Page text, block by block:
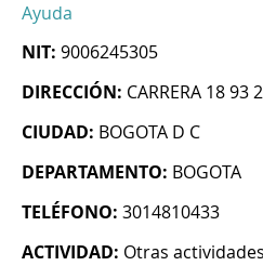
Ayuda
NIT: 9006245305
DIRECCIÓN: CARRERA 18 93
CIUDAD: BOGOTA D C
DEPARTAMENTO: BOGOTA
TELÉFONO: 3014810433
ACTIVIDAD: Otras